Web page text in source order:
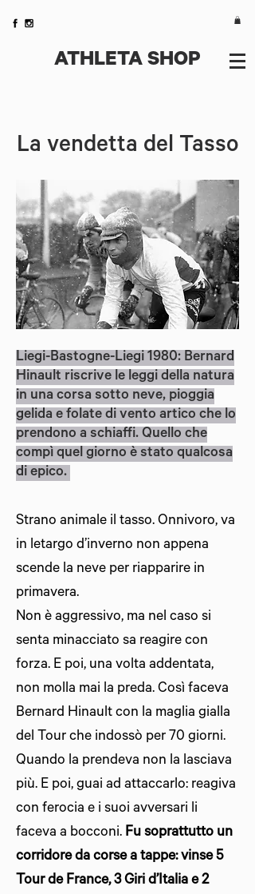
ATHLETA SHOP
La vendetta del Tasso
Liegi-Bastogne-Liegi 1980: Bernard
Hinault riscrive le leggi della natura
in una corsa sotto neve, pioggia
gelida e folate di vento artico che lo
prendono a schiaffi. Quello che
compì quel giorno è stato qualcosa
di epico.
Strano animale il tasso. Onnivoro, va
in letargo d’inverno non appena
scende la neve per riapparire in
primavera.
Non è aggressivo, ma nel caso si
senta minacciato sa reagire con
forza. E poi, una volta addentata,
non molla mai la preda. Così faceva
Bernard Hinault con la maglia gialla
del Tour che indossò per 70 giorni.
Quando la prendeva non la lasciava
più. E poi, guai ad attaccarlo: reagiva
con ferocia e i suoi avversari li
faceva a bocconi. Fu soprattutto un
corridore da corse a tappe: vinse 5
Tour de France, 3 Giri d’Italia e 2